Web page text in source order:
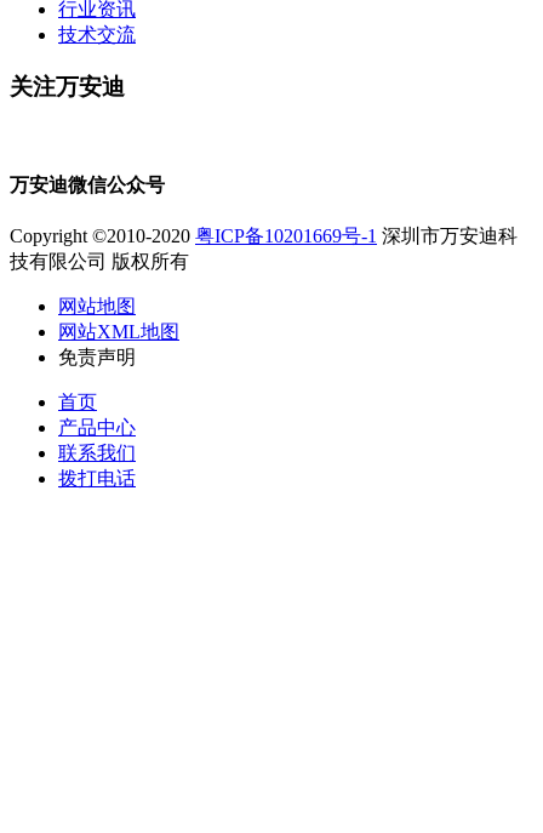
行业资讯
技术交流
关注万安迪
万安迪微信公众号
Copyright ©2010-2020 粤ICP备10201669号-1 深圳市万安迪科
技有限公司 版权所有
网站地图
网站XML地图
免责声明
首页
产品中心
联系我们
拨打电话